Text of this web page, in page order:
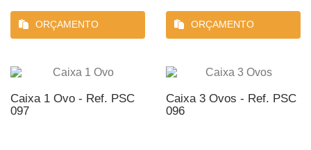
ORÇAMENTO ORÇAMENTO
Caixa 1 Ovo - Ref. PSC
097
Caixa 3 Ovos - Ref. PSC
096